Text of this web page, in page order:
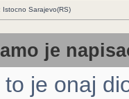
Istocno Sarajevo(RS)
je
to je onaj